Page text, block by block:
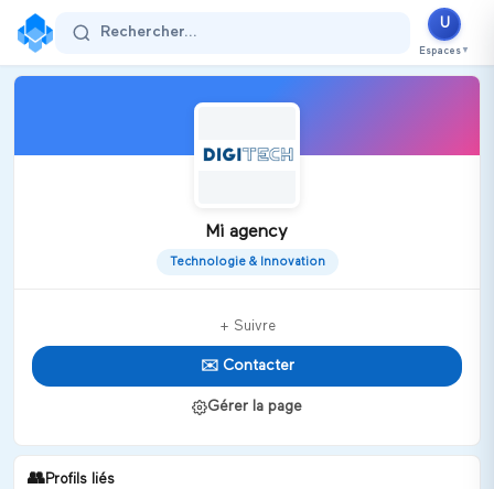
Rechercher...
U
Espaces ▼
Mi agency
Technologie & Innovation
+ Suivre
✉️ Contacter
Gérer la page
👥Profils liés